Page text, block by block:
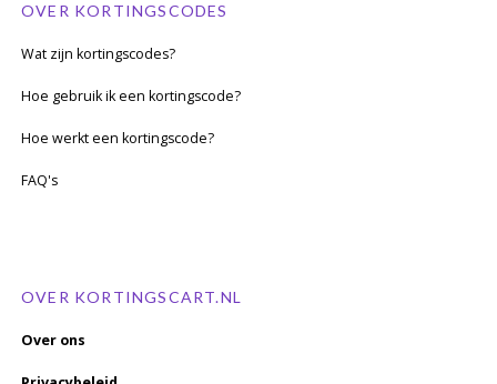
OVER KORTINGSCODES
Wat zijn kortingscodes?
Hoe gebruik ik een kortingscode?
Hoe werkt een kortingscode?
FAQ's
OVER KORTINGSCART.NL
Over ons